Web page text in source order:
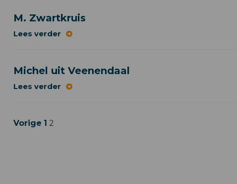
M. Zwartkruis
Lees verder
Michel uit Veenendaal
Lees verder
Vorige 1 2